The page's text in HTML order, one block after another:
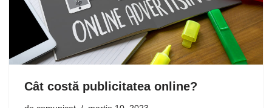
Cât costă publicitatea online?